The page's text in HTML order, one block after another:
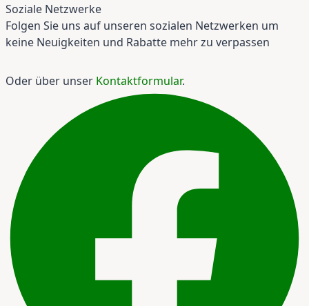
Soziale Netzwerke
Folgen Sie uns auf unseren sozialen Netzwerken um
keine Neuigkeiten und Rabatte mehr zu verpassen
Oder über unser Kontaktformular.